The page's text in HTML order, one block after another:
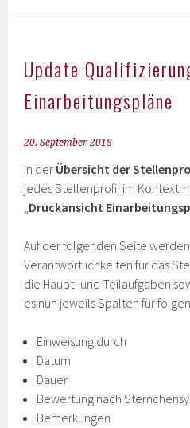
Update
Einarbeitungspläne
20. September 2018
In der Übersicht der
jedes Stellenprofil im
„Druckansicht
Auf der folgenden Seite
Verantwortlichkeiten für das
die Haupt- und Teilaufgaben
es nun jeweils Spalten für
Einweisung durch
Datum
Dauer
Bewertung nach
Bemerkungen